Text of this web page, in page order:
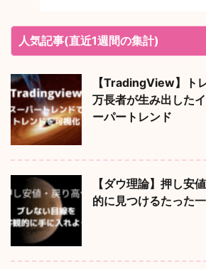
人気記事(直近1週間の集計)
【TradingView】ト
万長者が生み出した
ーパートレンド
【ダウ理論】押し安
的に見つけるたった